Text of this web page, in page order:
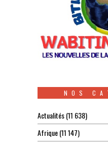
NOS
Actualités(11 638)
Afrique(11 147)